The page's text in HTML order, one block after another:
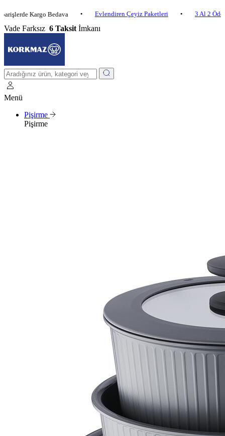
Kargo Bedava • Evlendiren Çeyiz Paketleri • 3 Al 2 Öde •
Vade Farksız 6 Taksit İmkanı
Menü
Pişirme
Pişirme